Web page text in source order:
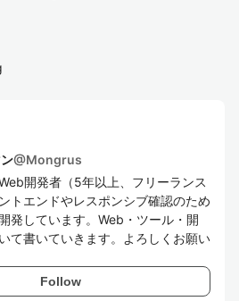
@Mongrus
開発者（5年以上、フリーランス
トエンドやレスポンシブ確認のため
発しています。Web・ツール・開
て書いていきます。よろしくお願い
Follow